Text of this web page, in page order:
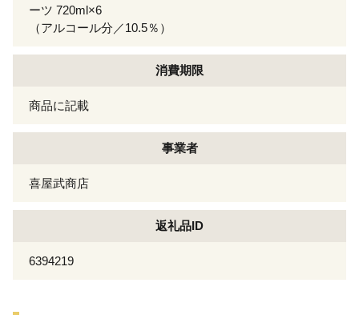
ーツ 720ml×6
（アルコール分／10.5％）
消費期限
商品に記載
事業者
喜屋武商店
返礼品ID
6394219